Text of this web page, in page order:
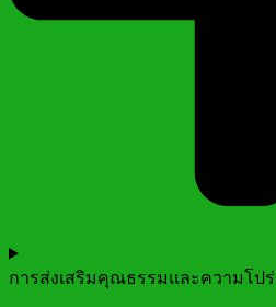
การส่งเสริมคุณธรรมและความโป